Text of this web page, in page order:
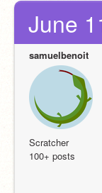
June
samuelbenoit
Scratcher
100+ posts